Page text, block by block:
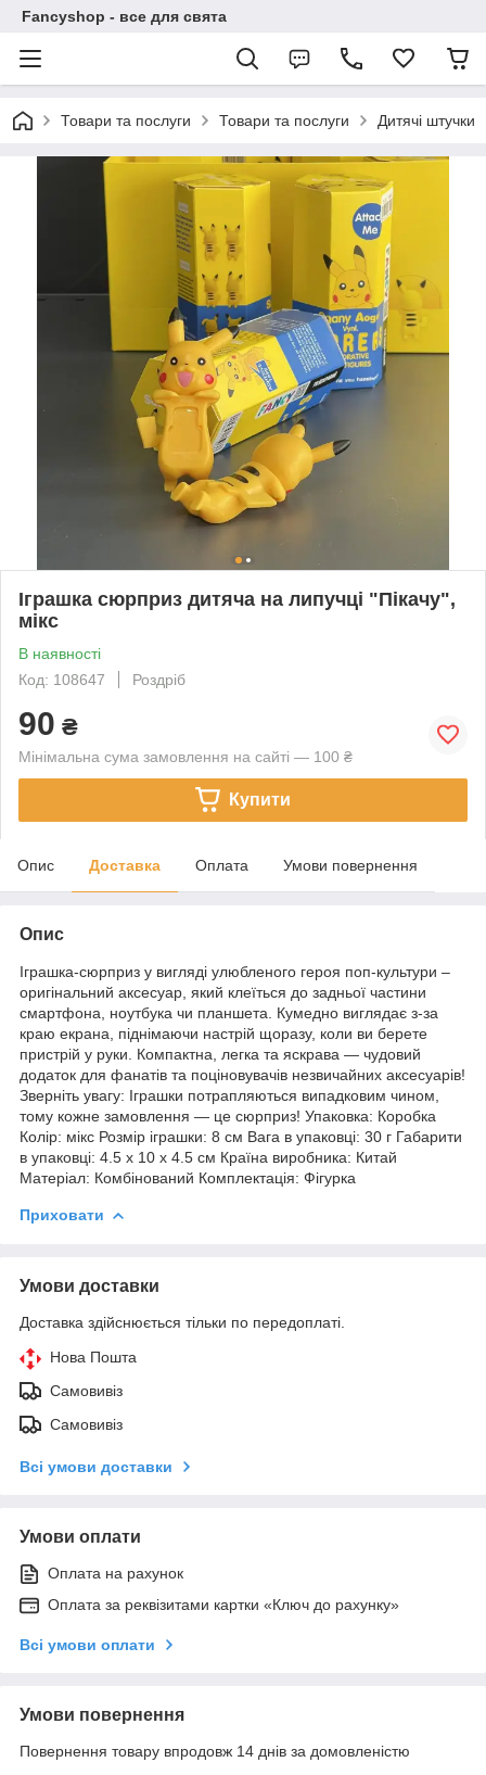
Fancyshop - все для свята
Товари та послуги Товари та послуги Дитячі штучки
Іграшка сюрприз дитяча на липучці "Пікачу",
мікс
В наявності
Код: 108647
Роздріб
90 ₴
Мінімальна сума замовлення на сайті — 100 ₴
Купити
Опис Доставка Оплата Умови повернення
Опис
Іграшка-сюрприз у вигляді улюбленого героя поп-культури –
оригінальний аксесуар, який клеїться до задньої частини
смартфона, ноутбука чи планшета. Кумедно виглядає з-за
краю екрана, піднімаючи настрій щоразу, коли ви берете
пристрій у руки. Компактна, легка та яскрава — чудовий
додаток для фанатів та поціновувачів незвичайних аксесуарів!
Зверніть увагу: Іграшки потрапляються випадковим чином,
тому кожне замовлення — це сюрприз! Упаковка: Коробка
Колір: мікс Розмір іграшки: 8 см Вага в упаковці: 30 г Габарити
в упаковці: 4.5 x 10 x 4.5 см Країна виробника: Китай
Матеріал: Комбінований Комплектація: Фігурка
Приховати
Умови доставки
Доставка здійснюється тільки по передоплаті.
Нова Пошта
Самовивіз
Самовивіз
Всі умови доставки
Умови оплати
Оплата на рахунок
Оплата за реквізитами картки «Ключ до рахунку»
Всі умови оплати
Умови повернення
Повернення товару впродовж 14 днів за домовленістю